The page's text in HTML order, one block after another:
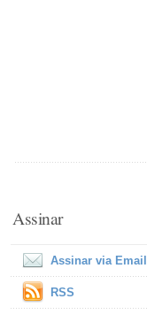
Assinar
Assinar via Email
RSS